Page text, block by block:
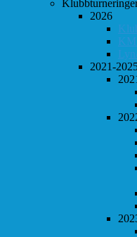
2026
2021-